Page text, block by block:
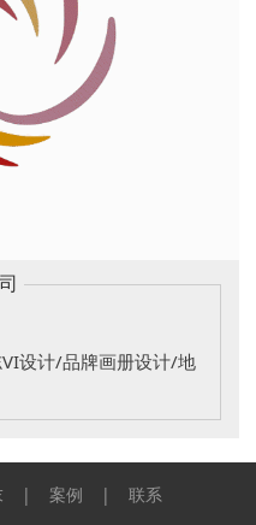
设计/品牌画册设计/地
| 案例 | 联系